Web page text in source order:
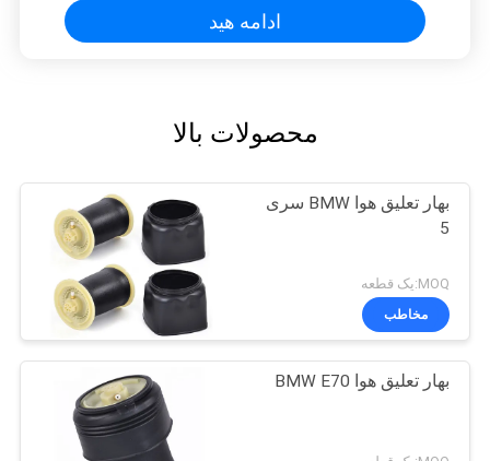
ادامه هید
محصولات بالا
بهار تعلیق هوا BMW سری
5
MOQ:یک قطعه
مخاطب
بهار تعلیق هوا BMW E70